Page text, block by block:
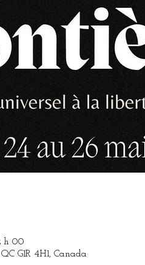
h 00
G1R 4H1, Canada